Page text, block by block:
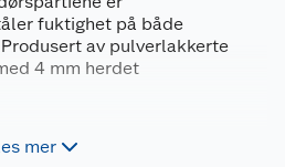
fuktighet på både
av pulverlakkerte
4 mm herdet
mer
4743142029107
111784